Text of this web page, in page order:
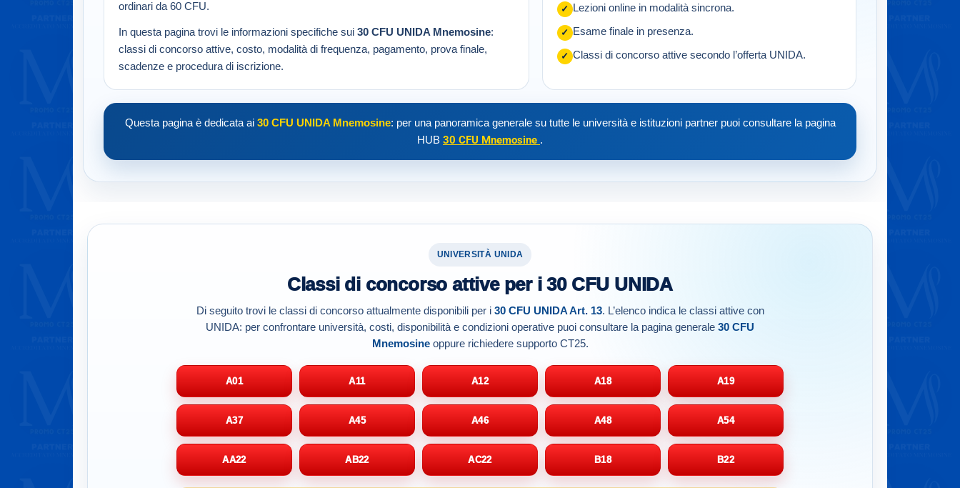
ordinari da 60 CFU.
In questa pagina trovi le informazioni specifiche sui 30 CFU UNIDA Mnemosine:
classi di concorso attive, costo, modalità di frequenza, pagamento, prova finale,
scadenze e procedura di iscrizione.
✓ Lezioni online in modalità sincrona.
✓ Esame finale in presenza.
✓ Classi di concorso attive secondo l’offerta UNIDA.
Questa pagina è dedicata ai 30 CFU UNIDA Mnemosine: per una panoramica generale su tutte le università e istituzioni partner puoi consultare la pagina
HUB 30 CFU Mnemosine .
UNIVERSITÀ UNIDA
Classi di concorso attive per i 30 CFU UNIDA
Di seguito trovi le classi di concorso attualmente disponibili per i 30 CFU UNIDA Art. 13. L’elenco indica le classi attive con
UNIDA: per confrontare università, costi, disponibilità e condizioni operative puoi consultare la pagina generale 30 CFU
Mnemosineoppure richiedere supporto CT25.
A01 A11 A12 A18 A19
A37 A45 A46 A48 A54
AA22 AB22 AC22 B18 B22